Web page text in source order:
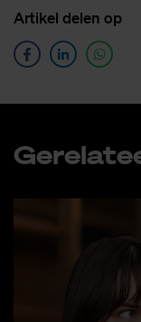
Ar­ti­kel de­len op